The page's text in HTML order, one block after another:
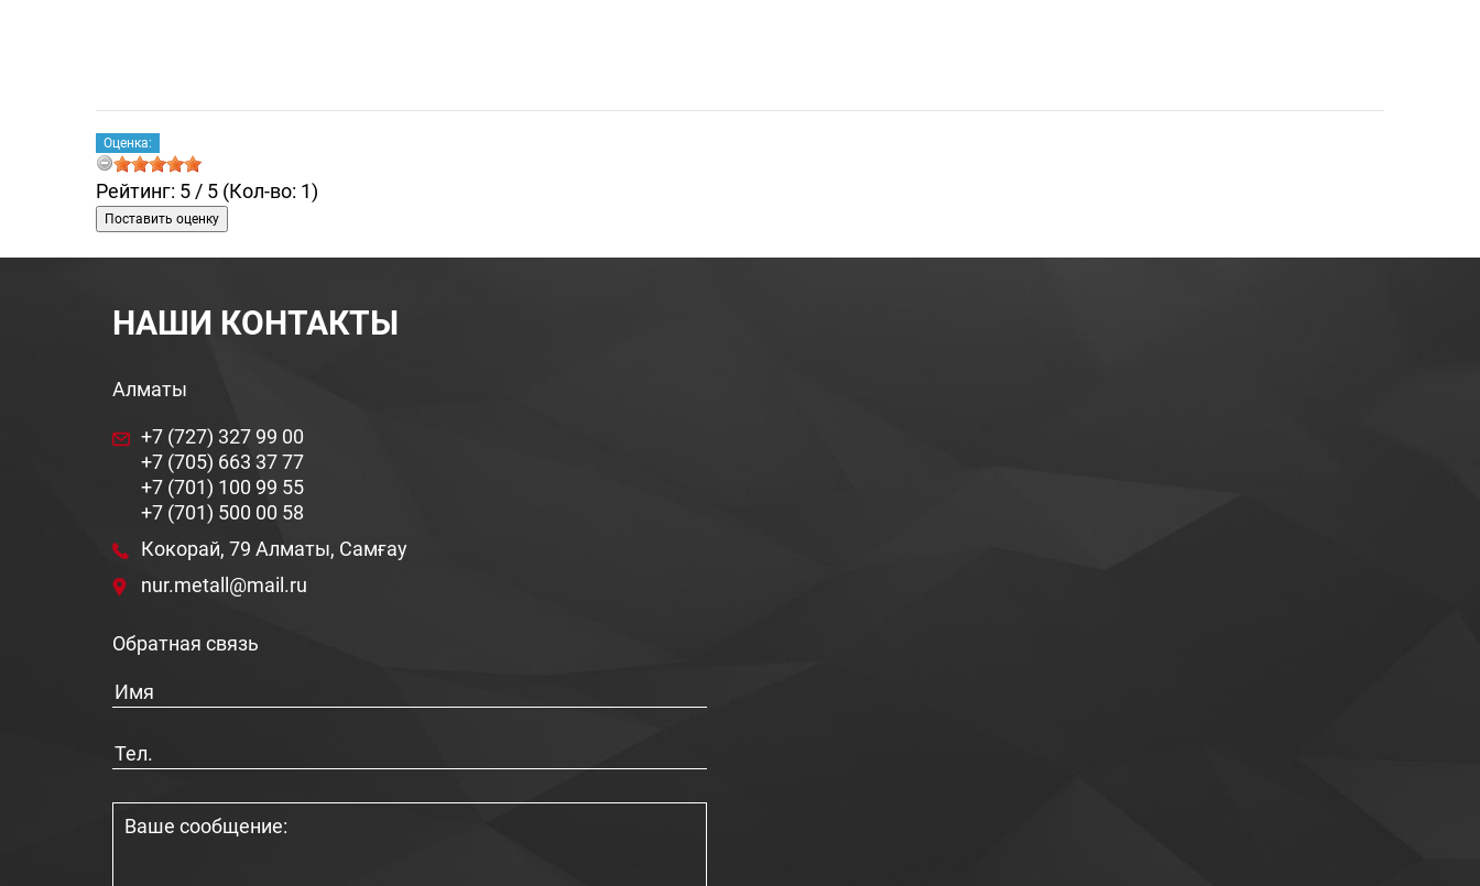
Оценка:
Рейтинг: 5 / 5 (Кол-во: 1)
НАШИ КОНТАКТЫ
Алматы
+7 (727) 327 99 00
+7 (705) 663 37 77
+7 (701) 100 99 55
+7 (701) 500 00 58
Кокорай, 79 Алматы, Самғау
nur.metall@mail.ru
Обратная связь